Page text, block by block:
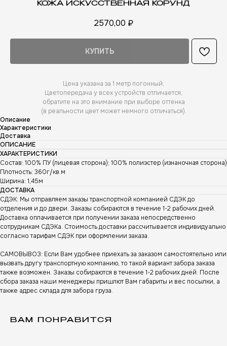
КОЖА ИСКУССТВЕННАЯ КОРУНД
2570,00 ₽
КУПИТЬ
Цена указана за 1 метр погонный;
Цветопередача у всех устройств отличается,
обратите на это внимание при выборе оттенка
(в реальности цвет может немного отличаться).
Описание
Характеристики
Доставка
ОПИСАНИЕ
ХАРАКТЕРИСТИКИ
Состав: 100% ПУ (лицевая сторона); 100% полиэстер (изнаночная сторона)
Плотность: 360г/кв.м
Ширина: 1,45м
ДОСТАВКА
СДЭК: Мы отправляем заказы транспортной компанией СДЭК до
отделения и до двери. Заказы собираются в течение 1-2 рабочих дней.
Доставка оплачивается при получении заказа непосредственно
сотрудникам СДЭКа. Стоимость доставки рассчитывается индивидуально
согласно тарифам СДЭК при оформлении заказа.
САМОВЫВОЗ: Если Вам удобнее приехать за заказом самостоятельно или
вызвать другу транспортную компанию, то такой вариант забора заказа
также возможен. Заказы собираются в течение 1-2 рабочих дней. После
сбора заказа наши менеджеры пришлют Вам габариты и вес посылки, а
также адрес склада для забора груза.
ВАМ ПОНРАВИТСЯ